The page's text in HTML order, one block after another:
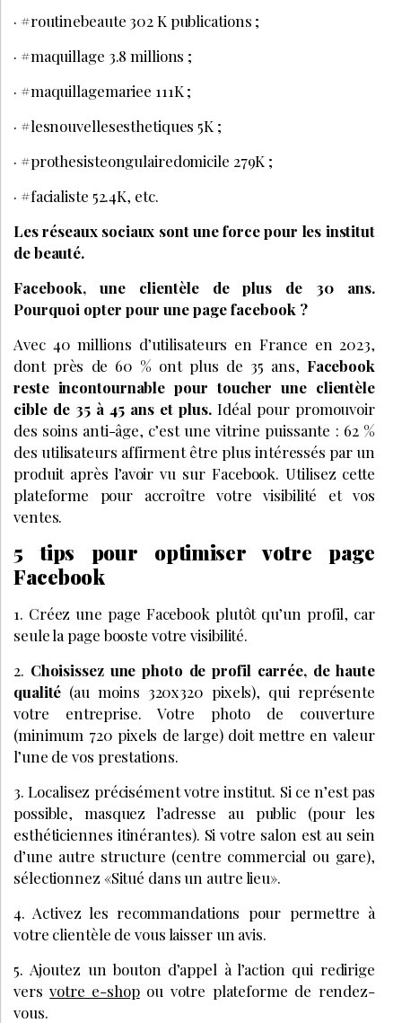
· #routinebeaute 302 K publications ;
· #maquillage 3.8 millions ;
· #maquillagemariee 111K ;
· #lesnouvellesesthetiques 5K ;
· #prothesisteongulairedomicile 279K ;
· #facialiste 52.4K, etc.​​​​
Les réseaux sociaux sont une force pour les institut
de beauté.
Facebook, une clientèle de plus de 30 ans.
Pourquoi opter pour une page facebook ?
Avec 40 millions d’utilisateurs en France en 2023,
dont près de 60 % ont plus de 35 ans, Facebook
reste incontournable pour toucher une clientèle
cible de 35 à 45 ans et plus.Idéal pour promouvoir
des soins anti-âge, c’est une vitrine puissante : 62 %
des utilisateurs affirment être plus intéressés par un
produit après l’avoir vu sur Facebook. Utilisez cette
plateforme pour accroître votre visibilité et vos
ventes.
5 tips pour optimiser votre page
Facebook
1. Créez une page Facebook plutôt qu’un profil, car
seule la page booste votre visibilité.
2. Choisissez une photo de profil carrée, de haute
qualité (au moins 320x320 pixels), qui représente
votre entreprise. Votre photo de couverture
(minimum 720 pixels de large) doit mettre en valeur
l’une de vos prestations.
3. Localisez précisément votre institut. Si ce n’est pas
possible, masquez l’adresse au public (pour les
esthéticiennes itinérantes). Si votre salon est au sein
d’une autre structure (centre commercial ou gare),
sélectionnez «Situé dans un autre lieu».
4. Activez les recommandations pour permettre à
votre clientèle de vous laisser un avis.
5. Ajoutez un bouton d’appel à l’action qui redirige
versvotre e-shopou votre plateforme de rendez-
vous.